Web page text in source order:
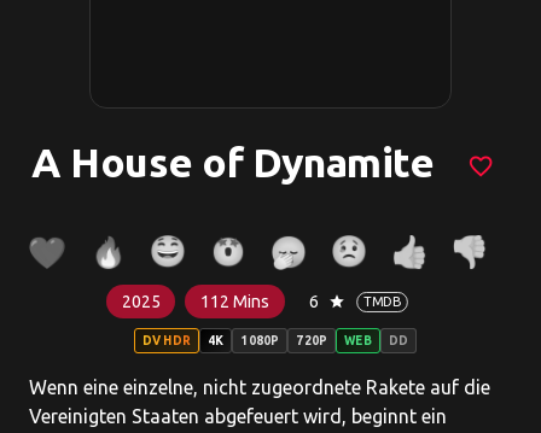
A House of Dynamite favorite_border
2025 112 Mins 6 star TMDB
DV HDR 4K 1080P 720P WEB DD
Wenn eine einzelne, nicht zugeordnete Rakete auf die
Vereinigten Staaten abgefeuert wird, beginnt ein